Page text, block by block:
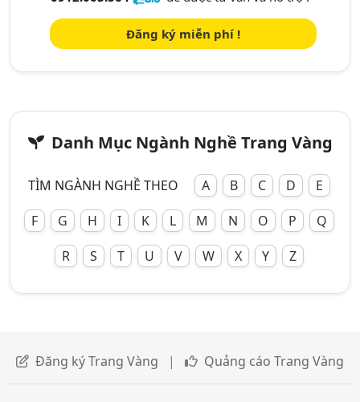
Đăng ký miễn phí !
Danh Mục Ngành Nghề Trang Vàng
TÌM NGÀNH NGHỀ THEO A B C D
E
F
G H I K L M N O P
Q
R
S T U V W X Y Z
Đăng ký Trang Vàng | Quảng cáo Trang Vàng